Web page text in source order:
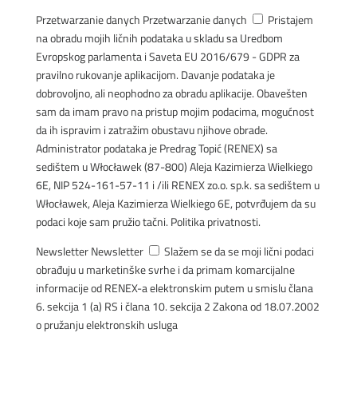
Przetwarzanie danych Przetwarzanie danych
Pristajem
na obradu mojih ličnih podataka u skladu sa Uredbom
Evropskog parlamenta i Saveta EU 2016/679 - GDPR za
pravilno rukovanje aplikacijom. Davanje podataka je
dobrovoljno, ali neophodno za obradu aplikacije. Obavešten
sam da imam pravo na pristup mojim podacima, mogućnost
da ih ispravim i zatražim obustavu njihove obrade.
Administrator podataka je Predrag Topić (RENEX) sa
sedištem u Włocławek (87-800) Aleja Kazimierza Wielkiego
6E, NIP 524-161-57-11 i /ili RENEX zo.o. sp.k. sa sedištem u
Włocławek, Aleja Kazimierza Wielkiego 6E, potvrđujem da su
podaci koje sam pružio tačni. Politika privatnosti.
Newsletter Newsletter
Slažem se da se moji lični podaci
obrađuju u marketinške svrhe i da primam komarcijalne
informacije od RENEX-a elektronskim putem u smislu člana
6. sekcija 1 (a) RS i člana 10. sekcija 2 Zakona od 18.07.2002
o pružanju elektronskih usluga